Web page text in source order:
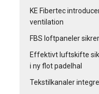
KE Fibertec
ventilation
FBS loftpaneler
Effektivt luftskifte
i ny flot padelhal
Tekstilkanaler